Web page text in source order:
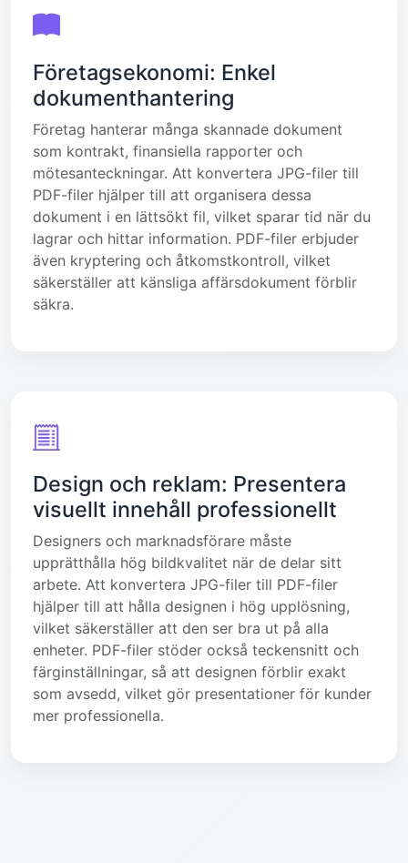
Företagsekonomi: Enkel
dokumenthantering
Företag hanterar många skannade dokument
som kontrakt, finansiella rapporter och
mötesanteckningar. Att konvertera JPG-filer till
PDF-filer hjälper till att organisera dessa
dokument i en lättsökt fil, vilket sparar tid när du
lagrar och hittar information. PDF-filer erbjuder
även kryptering och åtkomstkontroll, vilket
säkerställer att känsliga affärsdokument förblir
säkra.
Design och reklam: Presentera
visuellt innehåll professionellt
Designers och marknadsförare måste
upprätthålla hög bildkvalitet när de delar sitt
arbete. Att konvertera JPG-filer till PDF-filer
hjälper till att hålla designen i hög upplösning,
vilket säkerställer att den ser bra ut på alla
enheter. PDF-filer stöder också teckensnitt och
färginställningar, så att designen förblir exakt
som avsedd, vilket gör presentationer för kunder
mer professionella.